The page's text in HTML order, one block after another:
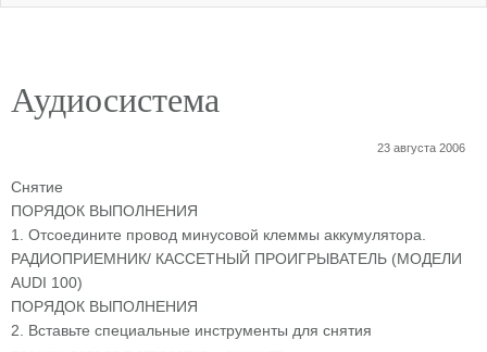
Аудиосистема
23 августа 2006
Cнятие
ПОРЯДОК ВЫПОЛНЕНИЯ
1. Отсоедините провод минусовой клеммы аккумулятора.
РАДИОПРИЕМНИК/ КАССЕТНЫЙ ПРОИГРЫВАТЕЛЬ (МОДЕЛИ
AUDI 100)
ПОРЯДОК ВЫПОЛНЕНИЯ
2. Вставьте специальные инструменты для снятия